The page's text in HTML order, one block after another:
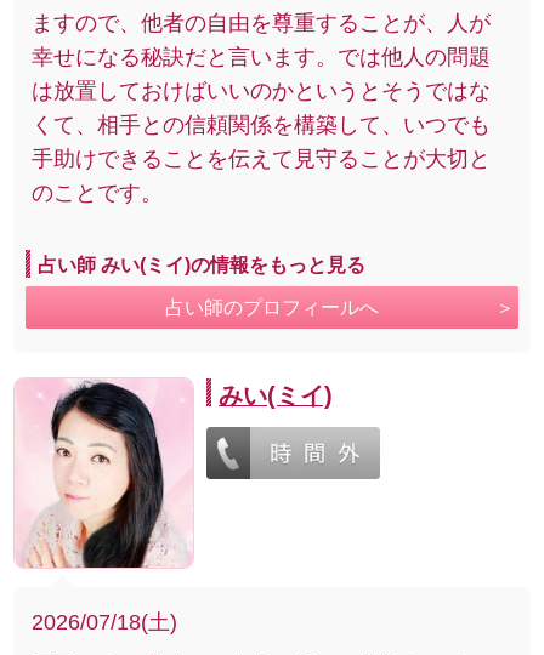
ますので、他者の自由を尊重することが、人が
幸せになる秘訣だと言います。では他人の問題
は放置しておけばいいのかというとそうではな
くて、相手との信頼関係を構築して、いつでも
手助けできることを伝えて見守ることが大切と
のことです。
占い師 みい(ミイ)の情報をもっと見る
占い師のプロフィールへ
みい(ミイ)
2026/07/18(土)